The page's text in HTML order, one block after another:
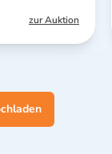
zur Auktion